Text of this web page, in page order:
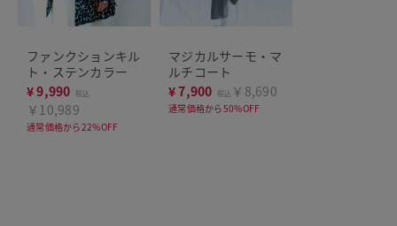
ファンクションキル
ト・ステンカラー
¥9,990 税込
￥10,989
通常価格から22%OFF
マジカルサーモ・マ
ルチコート
¥7,900 税込 ￥8,690
通常価格から50%OFF